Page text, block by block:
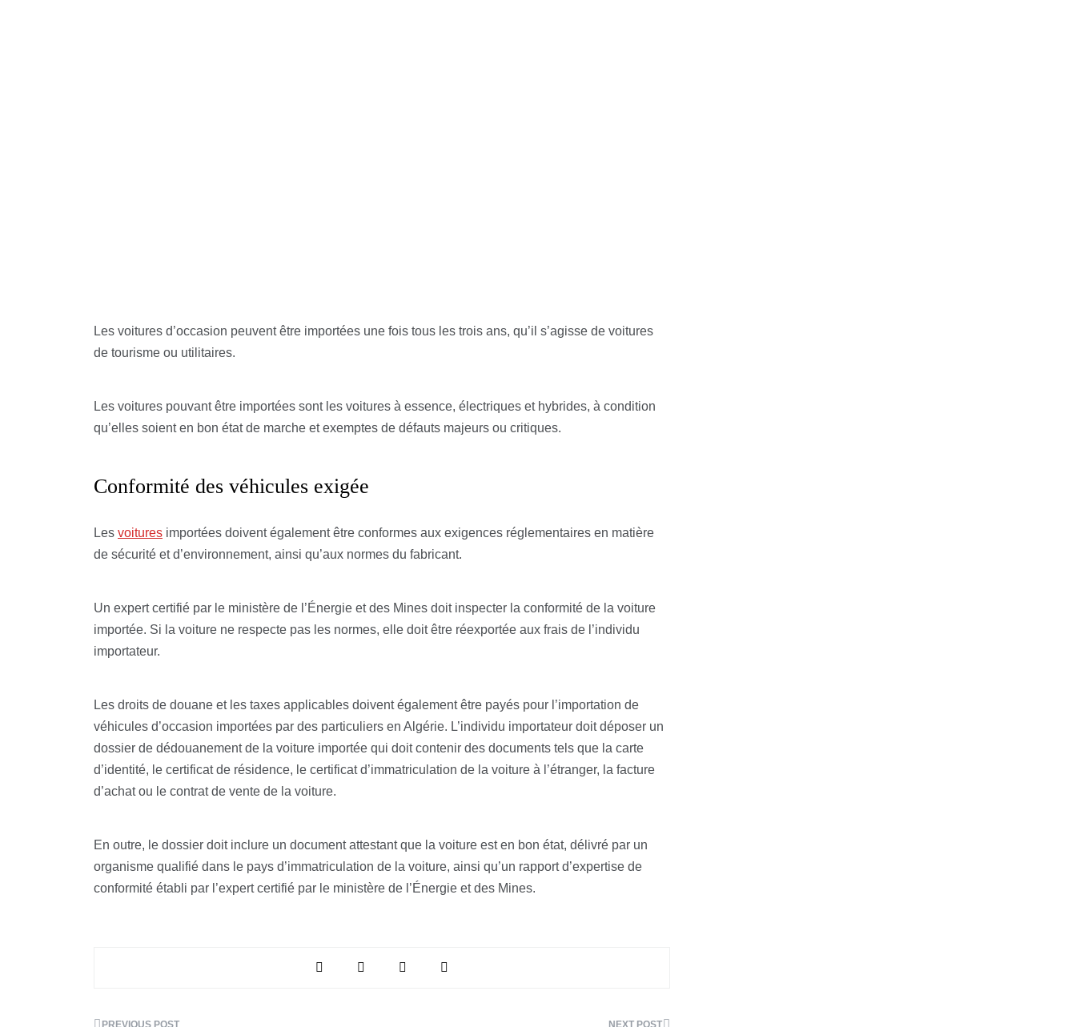
Les voitures d’occasion peuvent être importées une fois tous les trois ans, qu’il s’agisse de voitures
de tourisme ou utilitaires.
Les voitures pouvant être importées sont les voitures à essence, électriques et hybrides, à condition
qu’elles soient en bon état de marche et exemptes de défauts majeurs ou critiques.
Conformité des véhicules exigée
Les voitures importées doivent également être conformes aux exigences réglementaires en matière
de sécurité et d’environnement, ainsi qu’aux normes du fabricant.
Un expert certifié par le ministère de l’Énergie et des Mines doit inspecter la conformité de la voiture
importée. Si la voiture ne respecte pas les normes, elle doit être réexportée aux frais de l’individu
importateur.
Les droits de douane et les taxes applicables doivent également être payés pour l’importation de
véhicules d’occasion importées par des particuliers en Algérie. L’individu importateur doit déposer un
dossier de dédouanement de la voiture importée qui doit contenir des documents tels que la carte
d’identité, le certificat de résidence, le certificat d’immatriculation de la voiture à l’étranger, la facture
d’achat ou le contrat de vente de la voiture.
En outre, le dossier doit inclure un document attestant que la voiture est en bon état, délivré par un
organisme qualifié dans le pays d’immatriculation de la voiture, ainsi qu’un rapport d’expertise de
conformité établi par l’expert certifié par le ministère de l’Énergie et des Mines.